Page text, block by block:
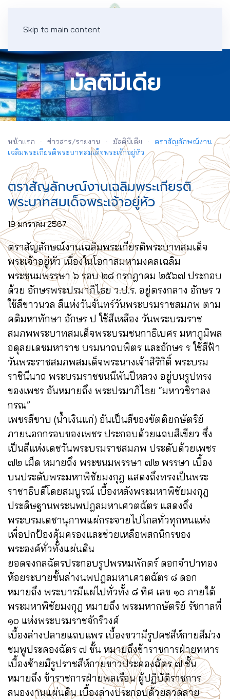
Skip to main content
มัลติมีเดีย
หน้าแรก ข่าวสาร/รายงาน มัลติมีเดีย
ตราสัญลักษณ์งาน
เฉลิมพระเกียรติพระบาทสมเด็จพระเจ้าอยู่หัว
ตราสัญลักษณ์งานเฉลิมพระเกียรติ
พระบาทสมเด็จพระเจ้าอยู่หัว
19 มกราคม 2567
ตราสัญลักษณ์งานเฉลิมพระเกียรติพระบาทสมเด็จ
พระเจ้าอยู่หัว เนื่องในโอกาสมหามงคลเฉลิม
พระชนมพรรษา ๖ รอบ ๒๘ กรกฎาคม ๒๕๖๗ ประกอบ
ด้วย อักษรพระปรมาภิไธย ว.ป.ร. อยู่ตรงกลาง อักษร ว
ใช้สีขาวนวล สีแห่งวันจันทร์วันพระบรมราชสมภพ ตาม
คติมหาทักษา อักษร ป ใช้สีเหลือง วันพระบรมราช
สมภพพระบาทสมเด็จพระบรมชนกาธิเบศร มหาภูมิพล
อดุลยเดชมหาราช บรมนาถบพิตร และอักษร ร ใช้สีฟ้า
วันพระราชสมภพสมเด็จพระนางเจ้าสิริกิติ์ พระบรม
ราชินีนาถ พระบรมราชชนนีพันปีหลวง อยู่บนรูปทรง
ของเพชร อันหมายถึง พระปรมาภิไธย “มหาวชิราลง
กรณ”
เพชรสีขาบ (น้ำเงินแก่) อันเป็นสีของขัตติยกษัตริย์
ภายนอกกรอบของเพชร ประกอบด้วยแถบสีเขียว ซึ่ง
เป็นสีแห่งเดชวันพระบรมราชสมภพ ประดับด้วยเพชร
๗๒ เม็ด หมายถึง พระชนมพรรษา ๗๒ พรรษา เบื้อง
บนประดับพระมหาพิชัยมงกุฎ แสดงถึงทรงเป็นพระ
ราชาธิบดีโดยสมบูรณ์ เบื้องหลังพระมหาพิชัยมงกุฎ
ประดิษฐานพระนพปฎลมหาเศวตฉัตร แสดงถึง
พระบรมเดชานุภาพแผ่กระจายไปไกลทั่วทุกหนแห่ง
เพื่อปกป้องคุ้มครองและช่วยเหลือพสกนิกรของ
พระองค์ทั่วทั้งแผ่นดิน
ยอดจงกลฉัตรประกอบรูปพรหมพักตร์ ดอกจำปาทอง
ห้อยระบายชั้นล่างนพปฎลมหาเศวตฉัตร ๘ ดอก
หมายถึง พระบารมีแผ่ไปทั่วทั้ง ๘ ทิศ เลข ๑๐ ภายใต้
พระมหาพิชัยมงกุฎ หมายถึง พระมหากษัตริย์ รัชกาลที่
๑๐ แห่งพระบรมราชจักรีวงศ์
เบื้องล่างปลายแถบแพร เบื้องขวามีรูปคชสีห์กายสีม่วง
ชมพูประคองฉัตร ๗ ชั้น หมายถึงข้าราชการฝ่ายทหาร
เบื้องซ้ายมีรูปราชสีห์กายขาวประคองฉัตร ๗ ชั้น
หมายถึง ข้าราชการฝ่ายพลเรือน ผู้ปฏิบัติราชการ
สนองงานแผ่นดิน เบื้องล่างประกอบด้วยลวดลาย